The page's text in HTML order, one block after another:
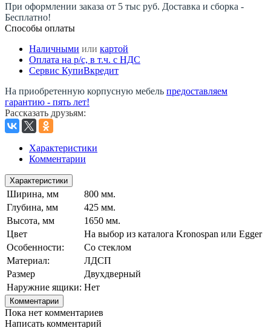
При оформлении заказа от 5 тыс руб. Доставка и сборка -
Бесплатно!
Способы оплаты
Наличными или картой
Оплата на р/c, в т.ч. с НДС
Сервис КупиВкредит
На приобретенную корпусную мебель предоставляем
гарантию - пять лет!
Рассказать друзьям:
Характеристики
Комментарии
Характеристики
Ширина, мм
800 мм.
Глубина, мм
425 мм.
Высота, мм
1650 мм.
Цвет
На выбор из каталога Kronospan или Egger
Особенности:
Со стеклом
Материал:
ЛДСП
Размер
Двухдверный
Наружние ящики: Нет
Комментарии
Пока нет комментариев
Написать комментарий